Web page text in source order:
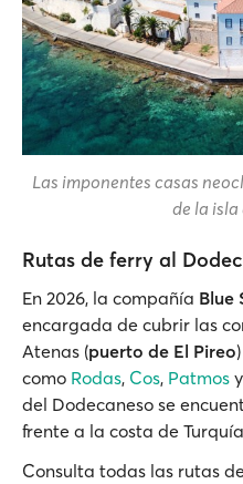
Las imponentes casas
de la isla
Rutas de ferry al
En 2026, la compañía Blue
encargada de cubrir las
Atenas (puerto de El Pireo
como Rodas, Cos, Patmos y
del Dodecaneso se
frente a la costa de
Consulta todas las rutas